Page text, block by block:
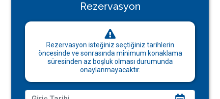
Rezervasyon
Rezervasyon isteğiniz seçtiğiniz tarihlerin
öncesinde ve sonrasında minimum konaklama
süresinden az boşluk olması durumunda
onaylanmayacaktır.